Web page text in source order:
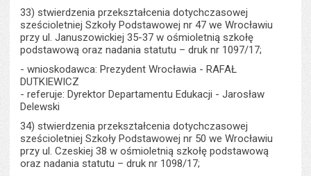
33) stwierdzenia przekształcenia dotychczasowej
sześcioletniej Szkoły Podstawowej nr 47 we Wrocławiu
przy ul. Januszowickiej 35-37 w ośmioletnią szkołę
podstawową oraz nadania statutu – druk nr 1097/17;
- wnioskodawca: Prezydent Wrocławia - RAFAŁ
DUTKIEWICZ
- referuje: Dyrektor Departamentu Edukacji - Jarosław
Delewski
34) stwierdzenia przekształcenia dotychczasowej
sześcioletniej Szkoły Podstawowej nr 50 we Wrocławiu
przy ul. Czeskiej 38 w ośmioletnią szkołę podstawową
oraz nadania statutu – druk nr 1098/17;